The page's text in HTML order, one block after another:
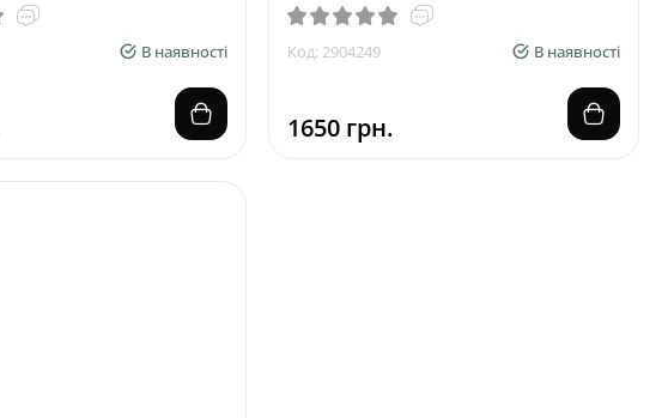
В наявності Код: 2904249 В наявності
1650 грн.